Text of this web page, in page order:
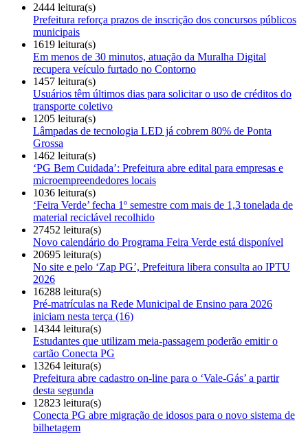
2444 leitura(s)
Prefeitura reforça prazos de inscrição dos concursos públicos
municipais
1619 leitura(s)
Em menos de 30 minutos, atuação da Muralha Digital
recupera veículo furtado no Contorno
1457 leitura(s)
Usuários têm últimos dias para solicitar o uso de créditos do
transporte coletivo
1205 leitura(s)
Lâmpadas de tecnologia LED já cobrem 80% de Ponta
Grossa
1462 leitura(s)
‘PG Bem Cuidada’: Prefeitura abre edital para empresas e
microempreendedores locais
1036 leitura(s)
‘Feira Verde’ fecha 1º semestre com mais de 1,3 tonelada de
material reciclável recolhido
27452 leitura(s)
Novo calendário do Programa Feira Verde está disponível
20695 leitura(s)
No site e pelo ‘Zap PG’, Prefeitura libera consulta ao IPTU
2026
16288 leitura(s)
Pré-matrículas na Rede Municipal de Ensino para 2026
iniciam nesta terça (16)
14344 leitura(s)
Estudantes que utilizam meia-passagem poderão emitir o
cartão Conecta PG
13264 leitura(s)
Prefeitura abre cadastro on-line para o ‘Vale-Gás’ a partir
desta segunda
12823 leitura(s)
Conecta PG abre migração de idosos para o novo sistema de
bilhetagem